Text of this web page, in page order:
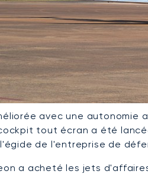
avec une autonomie
tout écran a été
de l'entreprise de
a acheté les jets